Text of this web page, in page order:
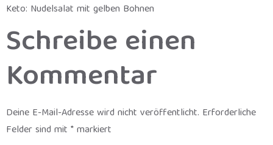
Keto: Nudelsalat mit gelben Bohnen
Schreibe einen
Kommentar
Deine E-Mail-Adresse wird nicht veröffentlicht. Erforderliche
Felder sind mit *markiert